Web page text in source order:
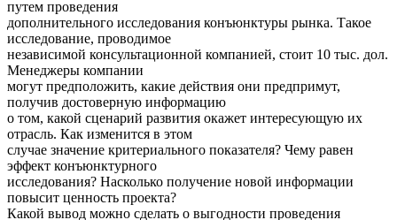
путем проведения
дополнительного исследования конъюнктуры рынка. Такое
исследование, проводимое
независимой консультационной компанией, стоит 10 тыс. дол.
Менеджеры компании
могут предположить, какие действия они предпримут,
получив достоверную информацию
о том, какой сценарий развития окажет интересующую их
отрасль. Как изменится в этом
случае значение критериального показателя? Чему равен
эффект конъюнктурного
исследования? Насколько получение новой информации
повысит ценность проекта?
Какой вывод можно сделать о выгодности проведения